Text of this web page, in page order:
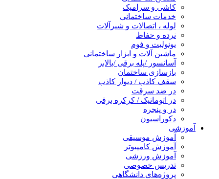
کاشی و سرامیک
خدمات ساختمانی
لوله ، اتصالات و شیرآلات
نرده و حفاظ
یونولیت و فوم
ماشین آلات و ابزار ساختمانی
آسانسور /پله برقی /بالابر
بازسازی ساختمان
سقف کاذب / دیوار کاذب
در ضد سرقت
در اتوماتیک / کرکره برقی
در و پنجره
دکوراسیون
آموزشی
آموزش موسیقی
آموزش کامپیوتر
آموزش ورزشی
تدریس خصوصی
پروژه‌های دانشگاهی